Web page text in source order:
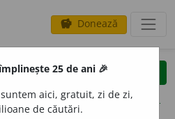
savings Donează
clear
opțiuni
25 de ani 🎉
aici, gratuit, zi de zi,
de căutări.